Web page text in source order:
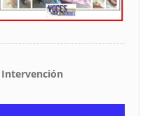
Intervención